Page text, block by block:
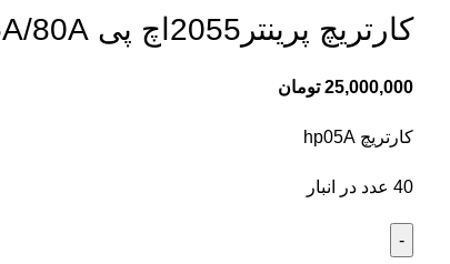
کارتریچ پرینتر2055اچ پی HP 05A/80A
25,000,000 تومان
کارتریچ hp05A
40 عدد در انبار